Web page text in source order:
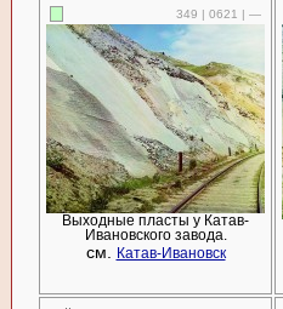
349 | 0621 | —
Выходные пласты у Катав-
Ивановского завода.
см. Катав-Ивановск